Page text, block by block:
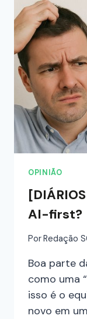
OPINIÃO
AI-first?
PorRedação
Boa parte
como uma
isso é o
novo em